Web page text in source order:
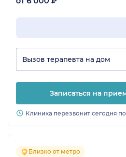
Вызов терапевта на дом
Записаться на
Клиника перезвонит сегодня
Близко от метро